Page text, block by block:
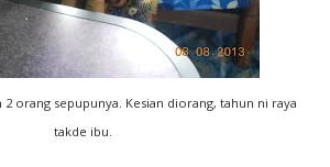
2 orang sepupunya. Kesian diorang, tahun ni raya
takde ibu.